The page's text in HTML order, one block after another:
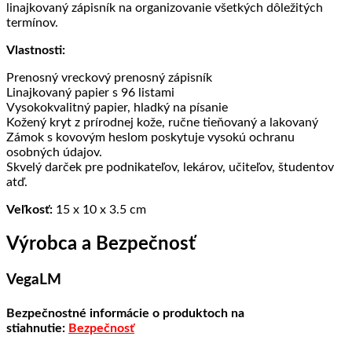
linajkovaný zápisník na organizovanie všetkých dôležitých
termínov.
Vlastnosti:
Prenosný vreckový prenosný zápisník
Linajkovaný papier s 96 listami
Vysokokvalitný papier, hladký na písanie
Kožený kryt z prírodnej kože, ručne tieňovaný a lakovaný
Zámok s kovovým heslom poskytuje vysokú ochranu
osobných údajov.
Skvelý darček pre podnikateľov, lekárov, učiteľov, študentov
atď.
Veľkosť: 15 x 10 x 3.5 cm
Výrobca a Bezpečnosť
VegaLM
Bezpečnostné informácie o produktoch na
stiahnutie: Bezpečnosť